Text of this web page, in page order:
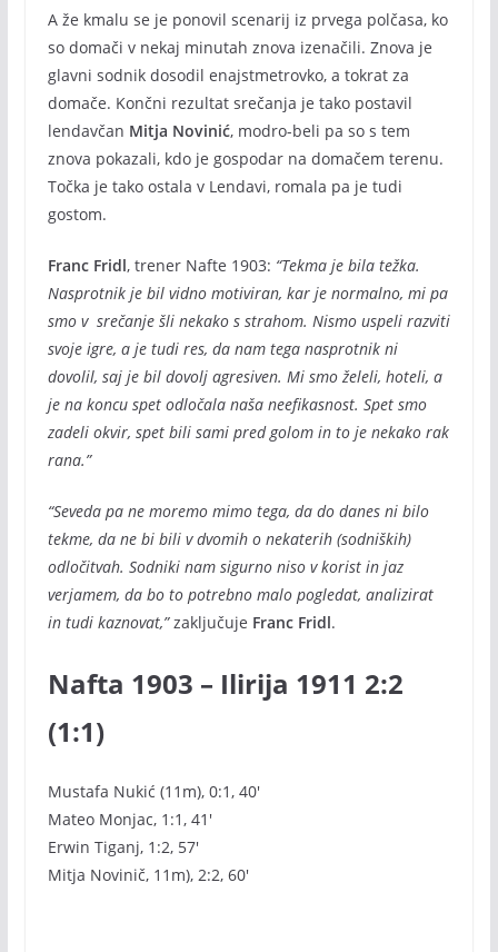
A že kmalu se je ponovil scenarij iz prvega polčasa, ko
so domači v nekaj minutah znova izenačili. Znova je
glavni sodnik dosodil enajstmetrovko, a tokrat za
domače. Končni rezultat srečanja je tako postavil
lendavčan Mitja Novinić, modro-beli pa so s tem
znova pokazali, kdo je gospodar na domačem terenu.
Točka je tako ostala v Lendavi, romala pa je tudi
gostom.
Franc Fridl, trener Nafte 1903: “Tekma je bila težka.
Nasprotnik je bil vidno motiviran, kar je normalno, mi pa
smo v srečanje šli nekako s strahom. Nismo uspeli razviti
svoje igre, a je tudi res, da nam tega nasprotnik ni
dovolil, saj je bil dovolj agresiven. Mi smo želeli, hoteli, a
je na koncu spet odločala naša neefikasnost. Spet smo
zadeli okvir, spet bili sami pred golom in to je nekako rak
rana.”
“Seveda pa ne moremo mimo tega, da do danes ni bilo
tekme, da ne bi bili v dvomih o nekaterih (sodniških)
odločitvah. Sodniki nam sigurno niso v korist in jaz
verjamem, da bo to potrebno malo pogledat, analizirat
in tudi kaznovat,”zaključuje Franc Fridl.
Nafta 1903 – Ilirija 1911 2:2
(1:1)
Mustafa Nukić (11m), 0:1, 40′
Mateo Monjac, 1:1, 41′
Erwin Tiganj, 1:2, 57′
Mitja Novinič, 11m), 2:2, 60′